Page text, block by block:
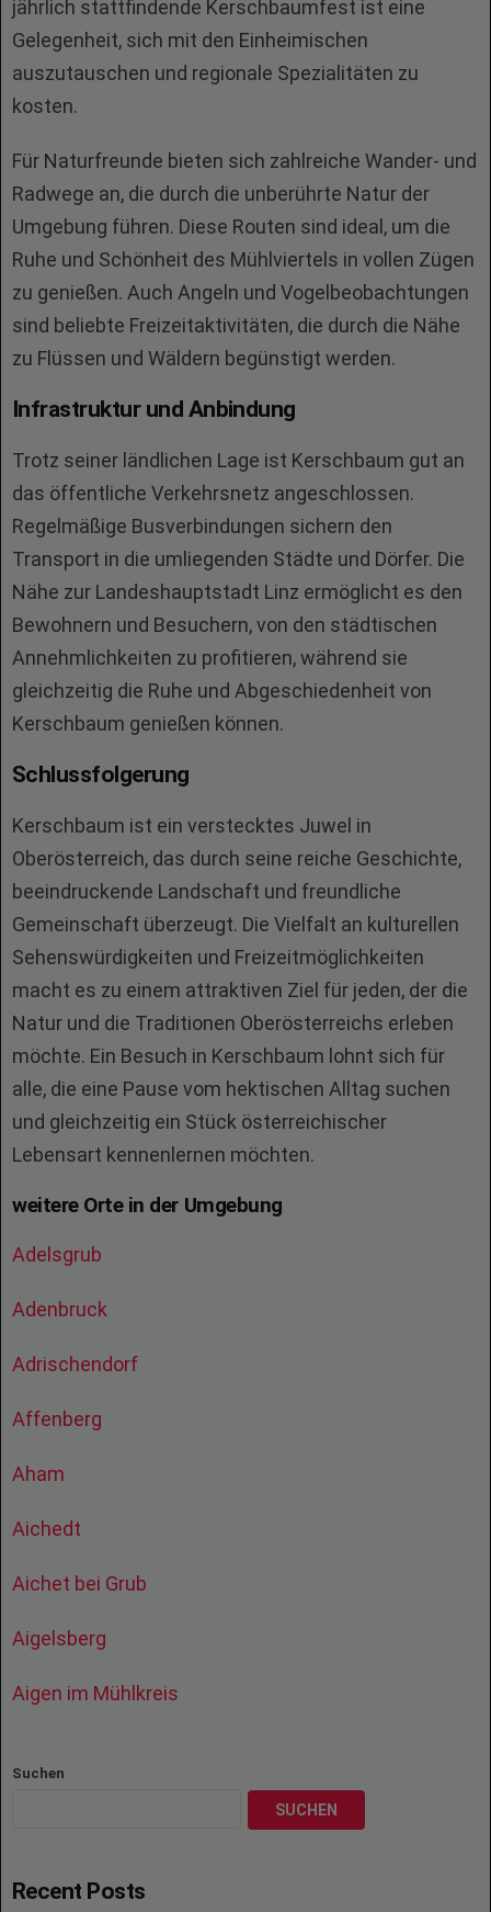
jährlich stattfindende Kerschbaumfest ist eine
Gelegenheit, sich mit den Einheimischen
auszutauschen und regionale Spezialitäten zu
kosten.
Für Naturfreunde bieten sich zahlreiche Wander- und
Radwege an, die durch die unberührte Natur der
Umgebung führen. Diese Routen sind ideal, um die
Ruhe und Schönheit des Mühlviertels in vollen Zügen
zu genießen. Auch Angeln und Vogelbeobachtungen
sind beliebte Freizeitaktivitäten, die durch die Nähe
zu Flüssen und Wäldern begünstigt werden.
Infrastruktur und Anbindung
Trotz seiner ländlichen Lage ist Kerschbaum gut an
das öffentliche Verkehrsnetz angeschlossen.
Regelmäßige Busverbindungen sichern den
Transport in die umliegenden Städte und Dörfer. Die
Nähe zur Landeshauptstadt Linz ermöglicht es den
Bewohnern und Besuchern, von den städtischen
Annehmlichkeiten zu profitieren, während sie
gleichzeitig die Ruhe und Abgeschiedenheit von
Kerschbaum genießen können.
Schlussfolgerung
Kerschbaum ist ein verstecktes Juwel in
Oberösterreich, das durch seine reiche Geschichte,
beeindruckende Landschaft und freundliche
Gemeinschaft überzeugt. Die Vielfalt an kulturellen
Sehenswürdigkeiten und Freizeitmöglichkeiten
macht es zu einem attraktiven Ziel für jeden, der die
Natur und die Traditionen Oberösterreichs erleben
möchte. Ein Besuch in Kerschbaum lohnt sich für
alle, die eine Pause vom hektischen Alltag suchen
und gleichzeitig ein Stück österreichischer
Lebensart kennenlernen möchten.
weitere Orte in der Umgebung
Adelsgrub
Adenbruck
Adrischendorf
Affenberg
Aham
Aichedt
Aichet bei Grub
Aigelsberg
Aigen im Mühlkreis
Suchen
SUCHEN
Recent Posts